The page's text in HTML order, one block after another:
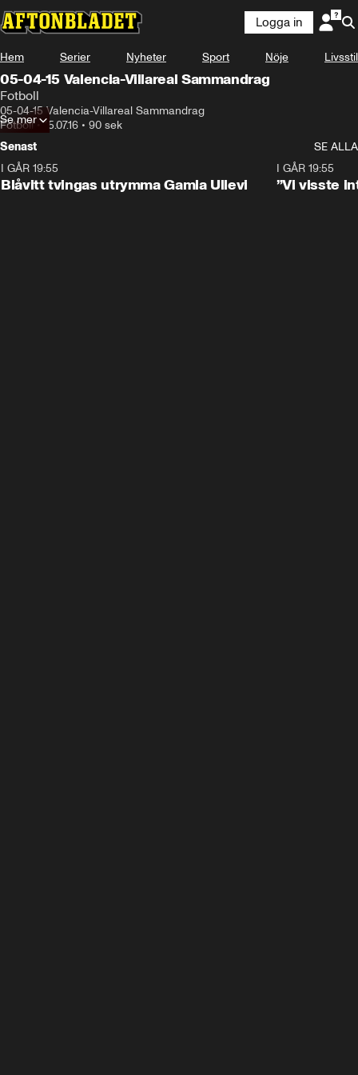
Logga in
Hem Serier Nyheter Sport Nöje Livsstil
05-04-15 Valencia-Villareal Sammandrag
Fotboll
05-04-15 Valencia-Villareal Sammandrag
Fotboll•15.07.16 • 90 sek
Se mer
Senast
SE ALLA
I GÅR 19:55
Blåvitt tvingas utrymma Gamla Ullevi
I GÅR 19:55
”Vi visste